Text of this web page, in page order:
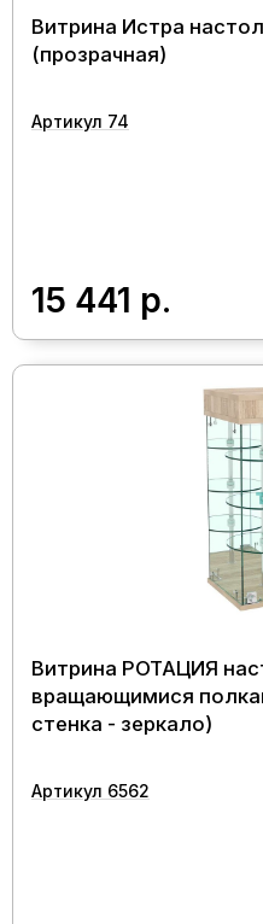
Витрина Истра
(прозрачная)
Артикул 74
15 441 р.
Витрина РОТАЦИЯ
вращающимися
стенка - зеркало)
Артикул 6562